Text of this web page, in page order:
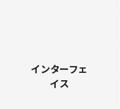
インターフェ
イス